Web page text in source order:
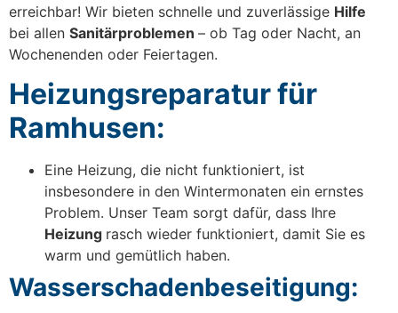
erreichbar! Wir bieten schnelle und zuverlässige Hilfe
bei allen Sanitärproblemen – ob Tag oder Nacht, an
Wochenenden oder Feiertagen.
Heizungsreparatur für
Ramhusen:
Eine Heizung, die nicht funktioniert, ist
insbesondere in den Wintermonaten ein ernstes
Problem. Unser Team sorgt dafür, dass Ihre
Heizung rasch wieder funktioniert, damit Sie es
warm und gemütlich haben.
Wasserschadenbeseitigung: